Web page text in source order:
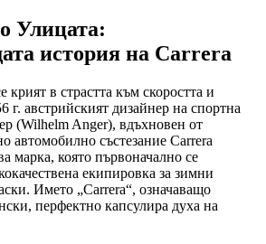
Улицата:
история на Carrera
крият в страстта към скоростта и
г. австрийският дизайнер на спортна
(Wilhelm Anger), вдъхновен от
автомобилно състезание Carrera
марка, която първоначално се
екипировка за зимни
Името „Carrera“, означаващо
перфектно капсулира духа на